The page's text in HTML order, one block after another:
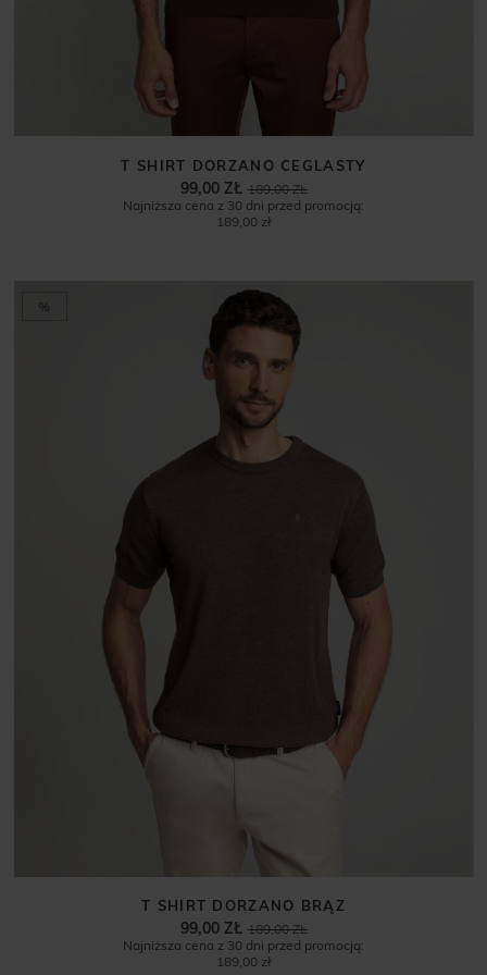
T SHIRT DORZANO CEGLASTY
189,00 ZŁ
99,00 ZŁ
Najniższa cena z 30 dni przed promocją:
189,00 zł
%
T SHIRT DORZANO BRĄZ
189,00 ZŁ
99,00 ZŁ
Najniższa cena z 30 dni przed promocją:
189,00 zł